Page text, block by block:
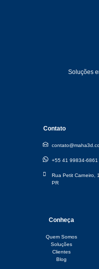
Soluções
Contato
+55 41 99834-6861
Rua Petit Carneiro,
PR​
Conheça
Quem Somos
Soluções
Clientes
Blog